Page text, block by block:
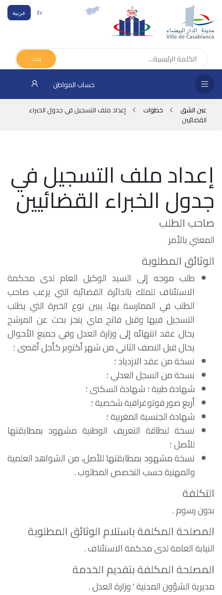
Fr عربية
بحث
حساب المواطن
عين الشق خطوات
إعداد ملف التسجيل في جدول الخبراء
القضائيين
إعداد ملف التسجيل في
جدول الخبراء القضائيين
صاحب الطلب
المعني بالأمر
الوثائق المطلوبة
طلب موجه إلى السيد الوكيل العام لدى محكمة
الاستئناف للملك بالدائرة القضائية التي يرغب صاحب
الطلب في الممارسة بها، يبين نوع الخبرة التي يطلب
التسجيل فيها وقبل فاتح ماي ينجز بحث عن المرشح
يحال عقد انتهائه إلى وزارة العدل وفي جميع الأحوال
يحال قبل النصف الثاني من شهر أكتوبر كأجل أقصى ؛
نسخة من عقد الازدياد ؛
نسخة من السجل العدلي ؛
شهادة طبية ؛ شهادة السكنى ؛
أربع صور فوتوغرافية شخصية ؛
شهادة الجنسية المغربية ؛
نسخة لبطاقة التعريف الوطنية مشهود بمطابقتها
للأصل ؛
نسخة مشهود بمطابقتها للأصل، من الشواهد العلمية
والمهنية حسب التخصص المطلوب .
التكلفة
بدون رسوم .
المصلحة المكلفة باستلام الوثائق المطلوبة
النيابة العامة لدى محكمة الاستئناف .
المصلحة المكلفة بتقديم الخدمة
مديرية الشؤون المدنية ' وزارة العدل .